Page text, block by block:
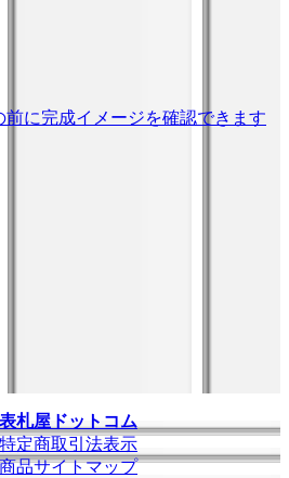
前に完成イメージを確認できます
表札屋ドットコム
特定商取引法表示
商品サイトマップ